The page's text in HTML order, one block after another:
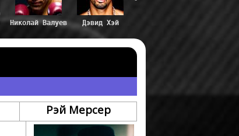
Николай Валуев Дэвид Хэй
Рэй Мерсер